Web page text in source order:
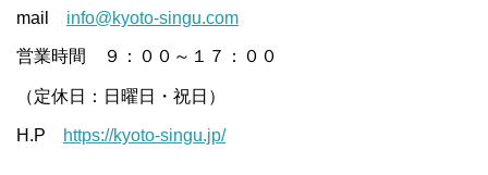
mail info@kyoto-singu.com
営業時間 ９：００～１７：００
（定休日：日曜日・祝日）
H.P https://kyoto-singu.jp/